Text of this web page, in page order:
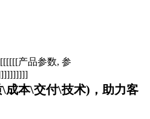
产品参数, 参
本\交付\技术)，助力客